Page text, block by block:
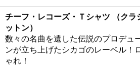
チーフ・レコーズ・Ｔシャツ （クラ
ットン）
数々の名曲を遺した伝説のプロデュ
ンが立ち上げたシカゴのレーベル！
ゃれ！